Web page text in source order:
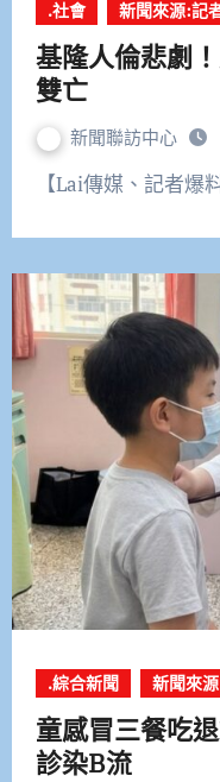
.社會 新聞來源:記
基隆人倫悲劇
雙亡
新聞聯訪中心
【Lai傳媒、記者
.綜合新聞 新聞來
童感冒三餐吃
診染B流